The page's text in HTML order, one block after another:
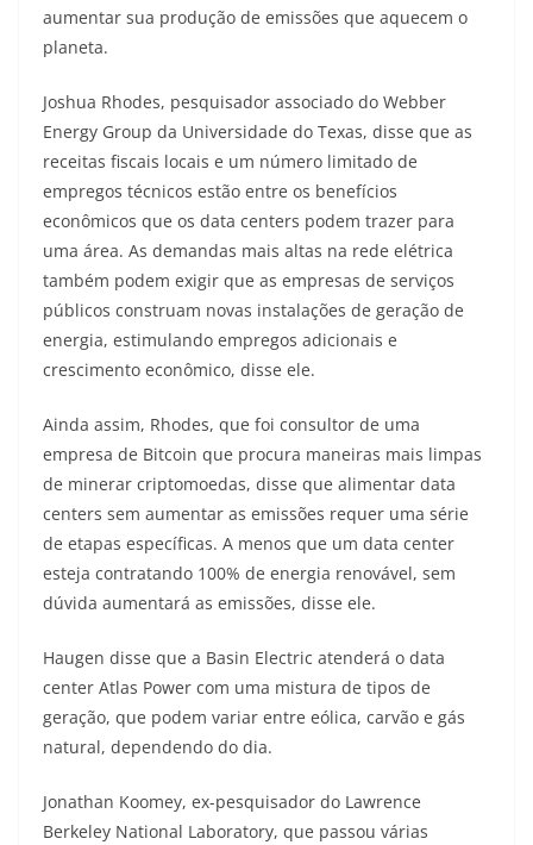
aumentar sua produção de emissões que aquecem o
planeta.
Joshua Rhodes, pesquisador associado do Webber
Energy Group da Universidade do Texas, disse que as
receitas fiscais locais e um número limitado de
empregos técnicos estão entre os benefícios
econômicos que os data centers podem trazer para
uma área. As demandas mais altas na rede elétrica
também podem exigir que as empresas de serviços
públicos construam novas instalações de geração de
energia, estimulando empregos adicionais e
crescimento econômico, disse ele.
Ainda assim, Rhodes, que foi consultor de uma
empresa de Bitcoin que procura maneiras mais limpas
de minerar criptomoedas, disse que alimentar data
centers sem aumentar as emissões requer uma série
de etapas específicas. A menos que um data center
esteja contratando 100% de energia renovável, sem
dúvida aumentará as emissões, disse ele.
Haugen disse que a Basin Electric atenderá o data
center Atlas Power com uma mistura de tipos de
geração, que podem variar entre eólica, carvão e gás
natural, dependendo do dia.
Jonathan Koomey, ex-pesquisador do Lawrence
Berkeley National Laboratory, que passou várias